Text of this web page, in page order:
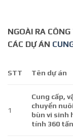
NGOÀI RA
CÁC DỰ ÁN
STT Tên dự án
1
Cung cấp,
chuyển
bùn vi sinh
tính 360 tấn